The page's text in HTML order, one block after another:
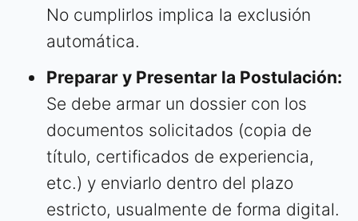
No cumplirlos implica la exclusión
automática.
Preparar y Presentar la Postulación:
Se debe armar un dossier con los
documentos solicitados (copia de
título, certificados de experiencia,
etc.) y enviarlo dentro del plazo
estricto, usualmente de forma digital.